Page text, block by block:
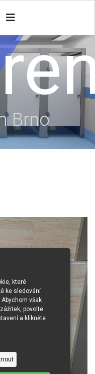
které
ke sledování
však
povolte
a klikněte
Brno